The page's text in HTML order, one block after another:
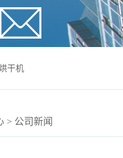
干机
> 公司新闻